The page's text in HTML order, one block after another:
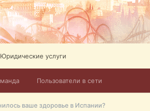
Пользователи в сети
Юридические услуги
ваше здоровье в Испании?
форума?т из э